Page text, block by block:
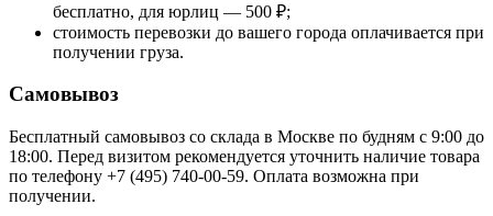
бесплатно, для юрлиц — 500 ₽;
стоимость перевозки до вашего города оплачивается при
получении груза.
Самовывоз
Бесплатный самовывоз со склада в Москве по будням с 9:00 до
18:00. Перед визитом рекомендуется уточнить наличие товара
по телефону +7 (495) 740-00-59. Оплата возможна при
получении.